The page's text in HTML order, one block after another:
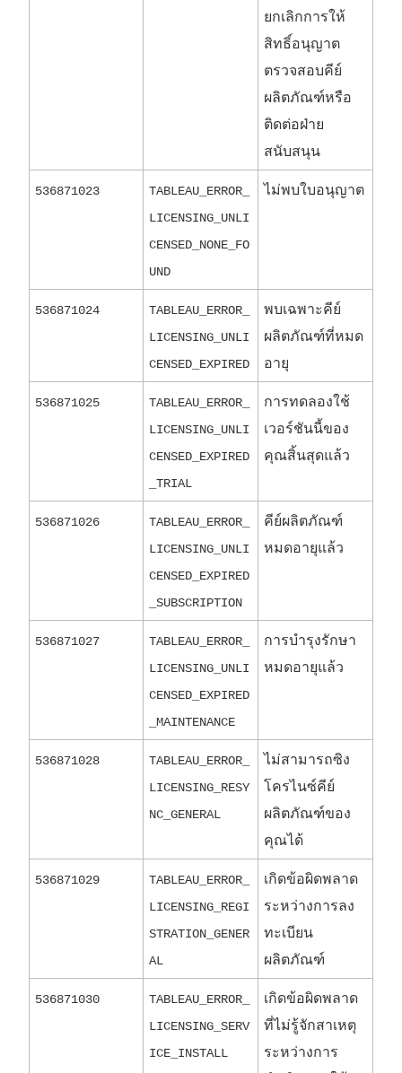
ยกเลิกการให้
สิทธิ์อนุญาต
ตรวจสอบคีย์
ผลิตภัณฑ์หรือ
ติดต่อฝ่าย
สนับสนุน
536871023
TABLEAU_ERROR_
LICENSING_UNLI
CENSED_NONE_FO
UND
ไม่พบใบอนุญาต
536871024
TABLEAU_ERROR_
LICENSING_UNLI
CENSED_EXPIRED
พบเฉพาะคีย์
ผลิตภัณฑ์ที่หมด
อายุ
536871025
TABLEAU_ERROR_
LICENSING_UNLI
CENSED_EXPIRED
_TRIAL
การทดลองใช้
เวอร์ชันนี้ของ
คุณสิ้นสุดแล้ว
536871026
TABLEAU_ERROR_
LICENSING_UNLI
CENSED_EXPIRED
_SUBSCRIPTION
คีย์ผลิตภัณฑ์
หมดอายุแล้ว
536871027
TABLEAU_ERROR_
LICENSING_UNLI
CENSED_EXPIRED
_MAINTENANCE
การบำรุงรักษา
หมดอายุแล้ว
536871028
TABLEAU_ERROR_
LICENSING_RESY
NC_GENERAL
ไม่สามารถซิง
โครไนซ์คีย์
ผลิตภัณฑ์ของ
คุณได้
536871029
TABLEAU_ERROR_
LICENSING_REGI
STRATION_GENER
AL
เกิดข้อผิดพลาด
ระหว่างการลง
ทะเบียน
ผลิตภัณฑ์
536871030
TABLEAU_ERROR_
LICENSING_SERV
ICE_INSTALL
เกิดข้อผิดพลาด
ที่ไม่รู้จักสาเหตุ
ระหว่างการ